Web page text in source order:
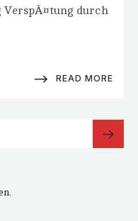
durch
READ MORE